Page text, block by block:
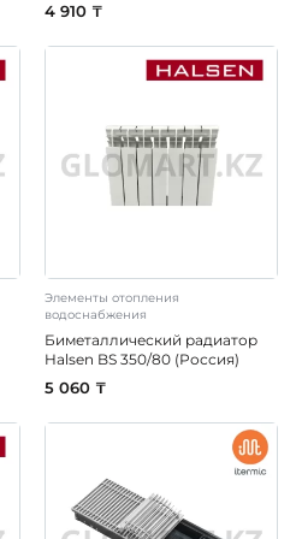
4 910 ₸
Элементы отопления
водоснабжения
Биметаллический радиатор
Halsen BS 350/80 (Россия)
5 060 ₸